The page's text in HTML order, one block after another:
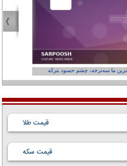
بنزین ما سه‌نرخه، چشم حسود بترکه
قیمت طلا
قیمت سکه